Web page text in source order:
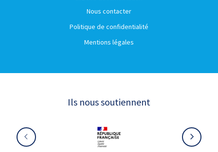
Nous contacter
Politique de confidentialité
Mentions légales
Ils nous soutiennent